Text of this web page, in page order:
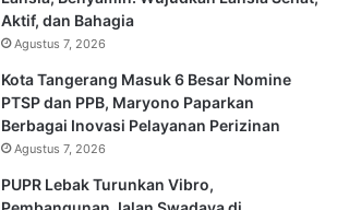
Aktif, dan Bahagia
Agustus 7, 2026
Kota Tangerang Masuk 6 Besar Nomine
PTSP dan PPB, Maryono Paparkan
Berbagai Inovasi Pelayanan Perizinan
Agustus 7, 2026
PUPR Lebak Turunkan Vibro,